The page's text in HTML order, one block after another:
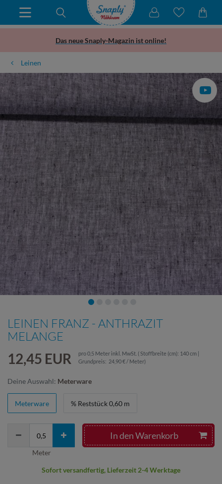
Das neue Snaply-Magazin ist online!
Leinen
LEINEN FRANZ - ANTHRAZIT
MELANGE
12,45 EUR pro0,5 Meter inkl. MwSt. ( Stoffbreite (cm): 140 cm |
Grundpreis: 24,90 € / Meter)
Deine Auswahl: Meterware
Meterware % Reststück 0,60 m
In den Warenkorb
Meter
Sofort versandfertig, Lieferzeit 2-4 Werktage